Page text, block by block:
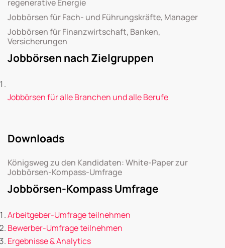
regenerative Energie
Jobbörsen für Fach- und Führungskräfte, Manager
Jobbörsen für Finanzwirtschaft, Banken,
Versicherungen
Jobbörsen nach Zielgruppen
Jobbörsen für alle Branchen und alle Berufe
Downloads
Königsweg zu den Kandidaten: White-Paper zur
Jobbörsen-Kompass-Umfrage
Jobbörsen-Kompass Umfrage
Arbeitgeber-Umfrage teilnehmen
Bewerber-Umfrage teilnehmen
Ergebnisse & Analytics